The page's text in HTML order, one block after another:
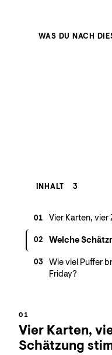
INHALT 3
01 Vier Karten,
02 Welche
03
Wie viel Puffer
Friday?
Vier Karten,
Schätzung